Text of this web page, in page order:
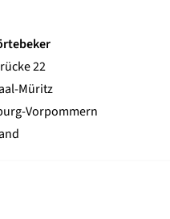
22
Müritz
Vorpommern